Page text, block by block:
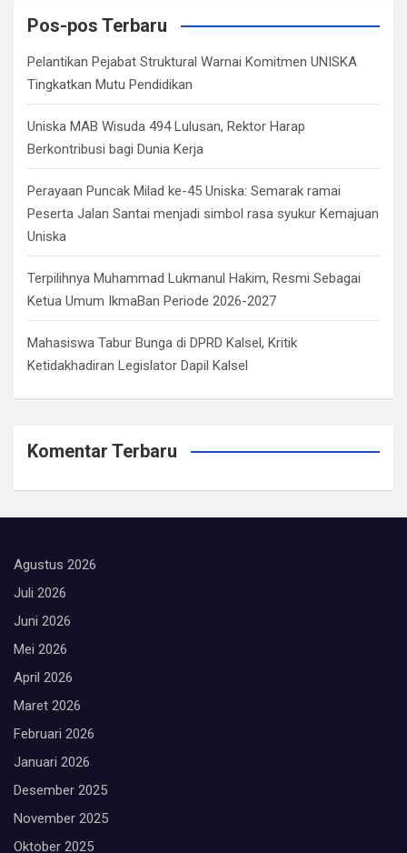
c
Pos-pos Terbaru
Pelantikan Pejabat Struktural Warnai Komitmen UNISKA
Tingkatkan Mutu Pendidikan
Uniska MAB Wisuda 494 Lulusan, Rektor Harap
Berkontribusi bagi Dunia Kerja
Perayaan Puncak Milad ke-45 Uniska: Semarak ramai
Peserta Jalan Santai menjadi simbol rasa syukur Kemajuan
Uniska
Terpilihnya Muhammad Lukmanul Hakim, Resmi Sebagai
Ketua Umum IkmaBan Periode 2026-2027
Mahasiswa Tabur Bunga di DPRD Kalsel, Kritik
Ketidakhadiran Legislator Dapil Kalsel
Komentar Terbaru
Agustus 2026
Juli 2026
Juni 2026
Mei 2026
April 2026
Maret 2026
Februari 2026
Januari 2026
Desember 2025
November 2025
Oktober 2025